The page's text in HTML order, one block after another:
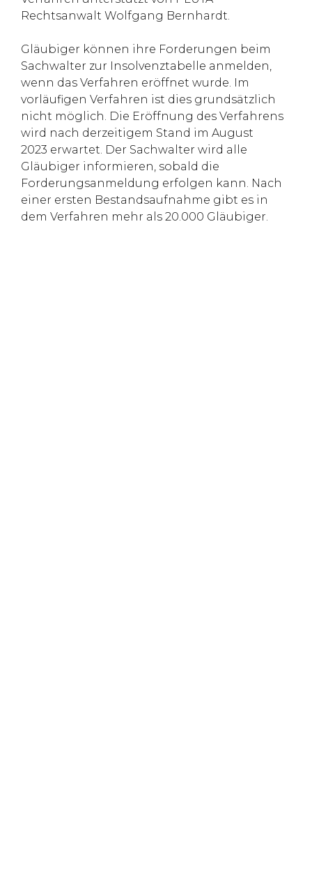
Rechtsanwalt Wolfgang Bernhardt.
Gläubiger können ihre Forderungen beim
Sachwalter zur Insolvenztabelle anmelden,
wenn das Verfahren eröffnet wurde. Im
vorläufigen Verfahren ist dies grundsätzlich
nicht möglich. Die Eröffnung des Verfahrens
wird nach derzeitigem Stand im August
2023 erwartet. Der Sachwalter wird alle
Gläubiger informieren, sobald die
Forderungsanmeldung erfolgen kann. Nach
einer ersten Bestandsaufnahme gibt es in
dem Verfahren mehr als 20.000 Gläubiger.